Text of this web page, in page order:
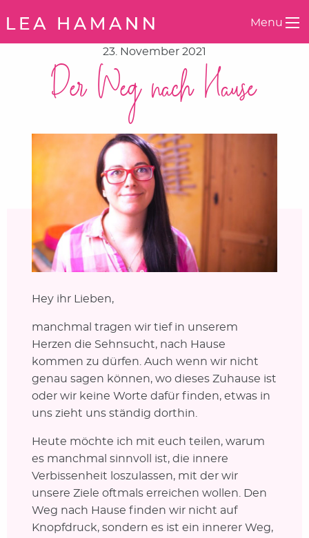
Menu
23. November 2021
Der Weg nach Hause
Hey ihr Lieben,
manchmal tragen wir tief in unserem
Herzen die Sehnsucht, nach Hause
kommen zu dürfen. Auch wenn wir nicht
genau sagen können, wo dieses Zuhause ist
oder wir keine Worte dafür finden, etwas in
uns zieht uns ständig dorthin.
Heute möchte ich mit euch teilen, warum
es manchmal sinnvoll ist, die innere
Verbissenheit loszulassen, mit der wir
unsere Ziele oftmals erreichen wollen. Den
Weg nach Hause finden wir nicht auf
Knopfdruck, sondern es ist ein innerer Weg,